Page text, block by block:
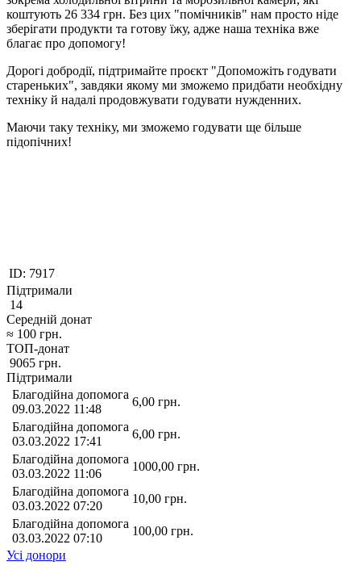
коштують 26 334 грн. Без цих "помічників" нам просто ніде
зберігати продукти та готову їжу, адже наша техніка вже
благає про допомогу!
Дорогі добродії, підтримайте проєкт "Допоможіть годувати
стареньких", завдяки якому ми зможемо придбати необхідну
техніку й надалі продовжувати годувати нужденних.
Маючи таку техніку, ми зможемо годувати ще більше
підопічних!
ID: 7917
Підтримали
14
Середній донат
≈ 100 грн.
ТОП-донат
9065 грн.
Підтримали
Благодійна допомога
09.03.2022 11:48
6,00 грн.
Благодійна допомога
03.03.2022 17:41
6,00 грн.
Благодійна допомога
03.03.2022 11:06
1000,00 грн.
Благодійна допомога
03.03.2022 07:20
10,00 грн.
Благодійна допомога
03.03.2022 07:10
100,00 грн.
Усі донори